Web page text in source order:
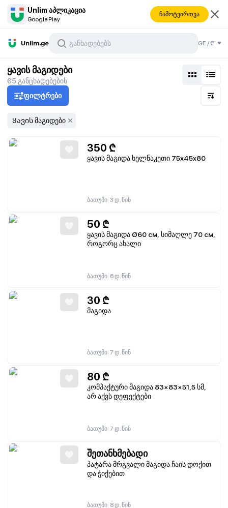
Unlim აპლიკაცია
Google Play
ჩამოტვირთვა
GE /₾
ყავის მაგიდები
65 განცხადებების
ფილტრები
Ყავის მაგიდები
350 ₾
ყავის მაგიდა ხელნაკეთი 75x45x80
ბათუმი 3 დ. წინ
50 ₾
ყავის მაგიდა Ø60 см, სიმაღლე 70 см,
როგორც ახალი
ბათუმი 6 დ. წინ
30 ₾
მაგიდა
ბათუმი 7 დ. წინ
80 ₾
კომპაქტური მაგიდა 83×83×51,5 სმ,
არ აქვს დეფექტები
ბათუმი 7 დ. წინ
შეთანხმებადი
პატარა მრგვალი მაგიდა ჩაის დოქით
და ჭიქებით
ბათუმი 8 დ. წინ